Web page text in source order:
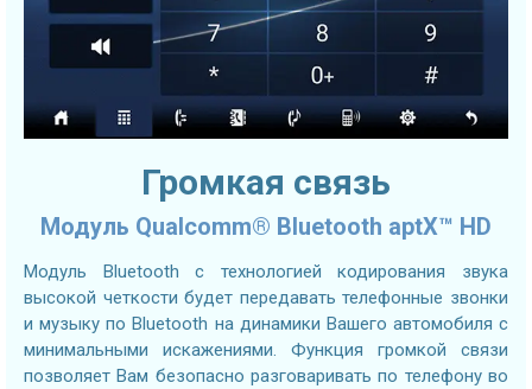
Громкая связь
Модуль Qualcomm® Bluetooth aptX™ HD
Модуль Bluetooth с технологией кодирования звука
высокой четкости будет передавать телефонные звонки
и музыку по Bluetooth на динамики Вашего автомобиля с
минимальными искажениями. Функция громкой связи
позволяет Вам безопасно разговаривать по телефону во